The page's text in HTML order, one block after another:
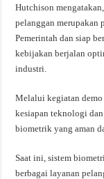
Hutchison
pelanggan merupakan
Pemerintah dan siap
kebijakan berjalan
industri.
Melalui kegiatan
kesiapan teknologi
biometrik yang aman
Saat ini, sistem
berbagai layanan